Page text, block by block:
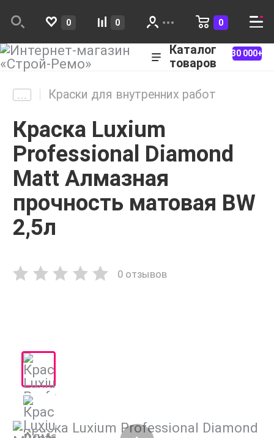
0 0 0
Каталог
товаров
30 000+
Краски для внутренних работ
Краска Luxium
Professional Diamond
Matt Алмазная
прочность матовая BW
2,5л
0 отзывов